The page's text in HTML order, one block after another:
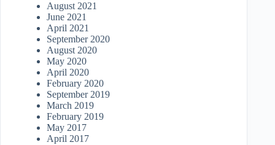
August 2021
June 2021
April 2021
September 2020
August 2020
May 2020
April 2020
February 2020
September 2019
March 2019
February 2019
May 2017
April 2017